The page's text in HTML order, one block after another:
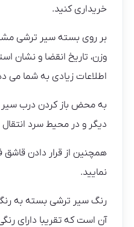
خریداری کنید.
بر روی بسته سیر ترشی
وزن، تاریخ انقضا و نشان
اطلاعات زیادی به شما می
به محض باز کردن درب سیر
دیگر و در محیط سرد
همچنین از قرار دادن
نمایید.
رنگ سیر ترشی بسته به
آن است که تقریبا دارای